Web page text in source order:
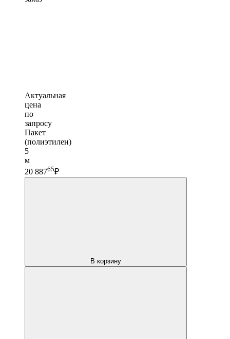
Актуальная
цена
по
запросу
Пакет
(полиэтилен)
5
м
20 88765₽
В корзину